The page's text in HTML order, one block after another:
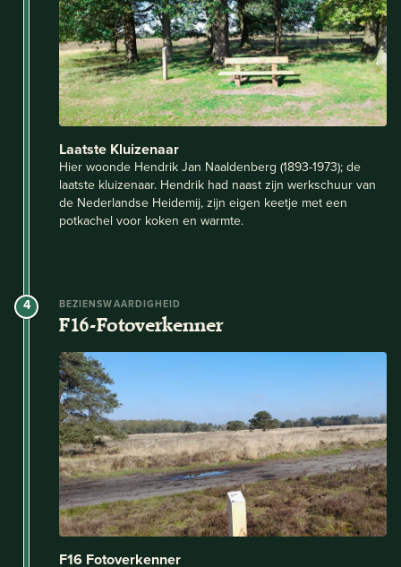
Laatste Kluizenaar
Hier woonde Hendrik Jan Naaldenberg (1893-1973); de
laatste kluizenaar. Hendrik had naast zijn werkschuur van
de Nederlandse Heidemij, zijn eigen keetje met een
potkachel voor koken en warmte.
4 BEZIENSWAARDIGHEID
F16-Fotoverkenner
F16 Fotoverkenner